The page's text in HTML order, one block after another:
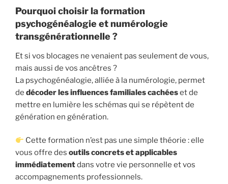
Pourquoi choisir la formation
psychogénéalogie et numérologie
transgénérationnelle ?
Et si vos blocages ne venaient pas seulement de vous,
mais aussi de vos ancêtres ?
La psychogénéalogie, alliée à la numérologie, permet
de décoder les influences familiales cachéeset de
mettre en lumière les schémas qui se répètent de
génération en génération.
Cette formation n’est pas une simple théorie : elle
vous offre des outils concrets et applicables
immédiatementdans votre vie personnelle et vos
accompagnements professionnels.